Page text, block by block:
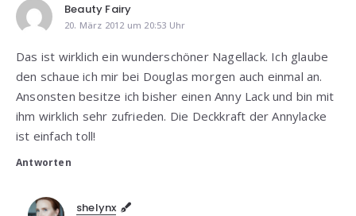
Beauty Fairy
20. März 2012 um 20:53 Uhr
Das ist wirklich ein wunderschöner Nagellack. Ich glaube
den schaue ich mir bei Douglas morgen auch einmal an.
Ansonsten besitze ich bisher einen Anny Lack und bin mit
ihm wirklich sehr zufrieden. Die Deckkraft der Annylacke
ist einfach toll!
Antworten
shelynx